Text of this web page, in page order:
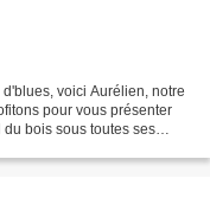
voici Aurélien, notre
pour vous présenter
bois sous toutes ses